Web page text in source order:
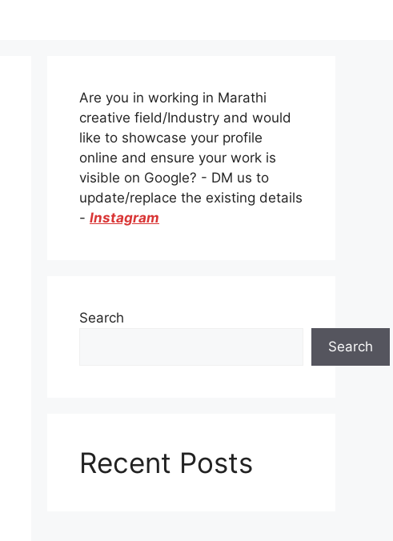
Are you in working in Marathi
creative field/Industry and would
like to showcase your profile
online and ensure your work is
visible on Google? - DM us to
update/replace the existing details
- Instagram
Search
Search
Recent Posts